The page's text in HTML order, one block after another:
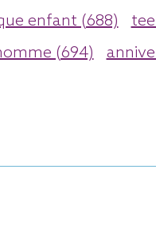
enfant (688)
(694)